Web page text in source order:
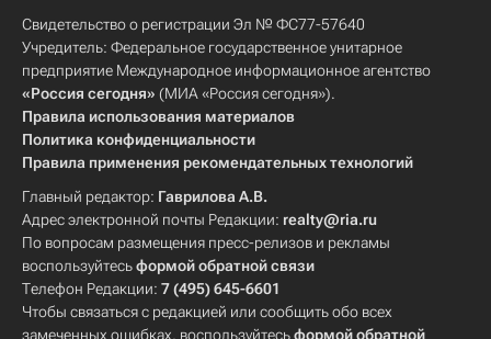
Свидетельство о регистрации Эл № ФС77-57640
Учредитель: Федеральное государственное унитарное
предприятие Международное информационное агентство
«Россия сегодня» (МИА «Россия сегодня»).
Правила использования материалов
Политика конфиденциальности
Правила применения рекомендательных технологий
Главный редактор: Гаврилова А.В.
Адрес электронной почты Редакции: realty@ria.ru
По вопросам размещения пресс-релизов и рекламы
воспользуйтесьформой обратной связи
Телефон Редакции: 7 (495) 645-6601
Чтобы связаться с редакцией или сообщить обо всех
замеченных ошибках, воспользуйтесьформой обратной